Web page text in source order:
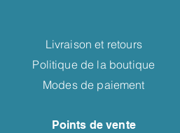
Livraison et retours
Politique de la boutique
Modes de paiement
Points de vente